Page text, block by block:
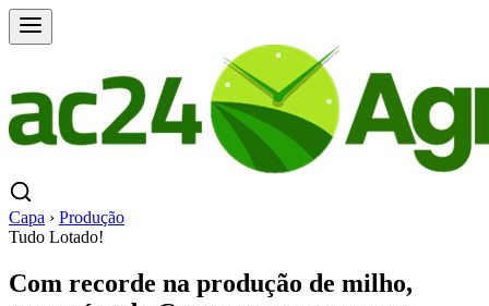
Capa › Produção
Tudo Lotado!
Com recorde na produção de milho,